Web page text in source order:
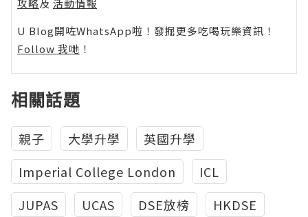
攻略及 活動情報
U Blog開咗WhatsApp啦！發掘更多吃喝玩樂資訊！
Follow 我哋 ！
相關話題
親子 大學升學
英國升學
Imperial College London
ICL
JUPAS
UCAS DSE放榜 HKDSE